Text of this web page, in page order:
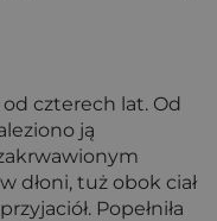
czterech lat. Od
ją
dłoni, tuż obok ciał
Popełniła